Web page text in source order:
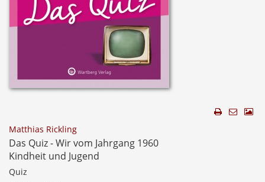
Matthias Rickling
Das Quiz - Wir vom Jahrgang 1960
Kindheit und Jugend
Quiz